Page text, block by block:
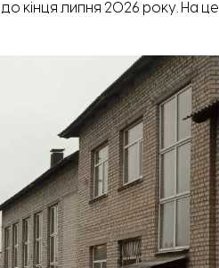
кінця липня 2026 року. На це